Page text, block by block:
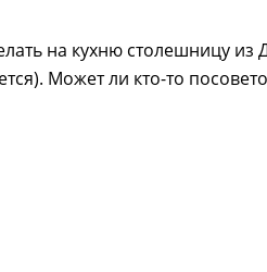
на кухню столешницу
Может ли кто-то